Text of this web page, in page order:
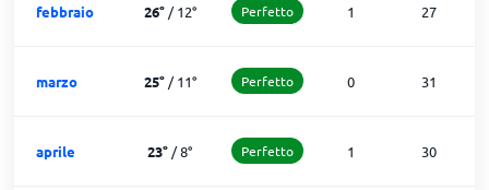
febbraio 26°/12° Perfetto 1 27
marzo 25°/11° Perfetto 0 31
aprile 23° /8° Perfetto 1 30